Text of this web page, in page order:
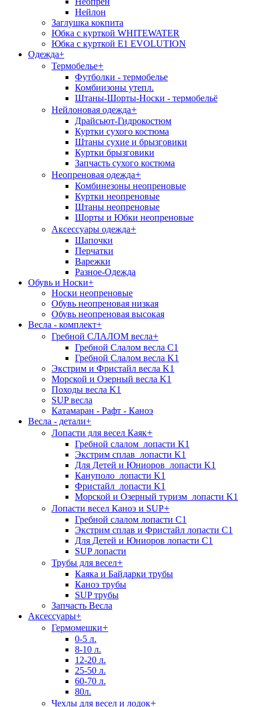
Нейлон
Заглушка кокпита
Юбка с курткой WHITEWATER
Юбка с курткой E1 EVOLUTION
Одежда+
Термобелье+
Футболки - термобелье
Комбиизоны утепл.
Штаны-Шорты-Носки - термобельё
Нейлоновая одежда+
Драйсьют-Гидрокостюм
Куртки сухого костюма
Штаны сухие и брызговики
Куртки брызговики
Запчасть сухого костюма
Неопреновая одежда+
Комбинезоны неопреновые
Куртки неопреновые
Штаны неопреновые
Шорты и Юбки неопреновые
Аксессуары одежда+
Шапочки
Перчатки
Варежки
Разное-Одежда
Обувь и Носки+
Носки неопреновые
Обувь неопреновая низкая
Обувь неопреновая высокая
Весла - комплект+
Гребной СЛАЛОМ весла+
Гребной Слалом весла C1
Гребной Слалом весла K1
Экстрим и Фристайл весла K1
Морской и Озерный весла K1
Походы весла K1
SUP весла
Катамаран - Рафт - Каноэ
Весла - детали+
Лопасти для весел Каяк+
Гребной слалом_лопасти K1
Экстрим сплав_лопасти K1
Для Детей и Юниоров_лопасти K1
Кануполо_лопасти K1
Фристайл_лопасти K1
Морской и Озерный туризм_лопасти K1
Лопасти весел Каноэ и SUP+
Гребной слалом лопасти C1
Экстрим сплав и Фристайл лопасти C1
Для Детей и Юниоров лопасти C1
SUP лопасти
Трубы для весел+
Каяка и Байдарки трубы
Каноэ трубы
SUP трубы
Запчасть Весла
Аксессуары+
Гермомешки+
0-5 л.
8-10 л.
12-20 л.
25-50 л.
60-70 л.
80л.
Чехлы для весел и лодок+